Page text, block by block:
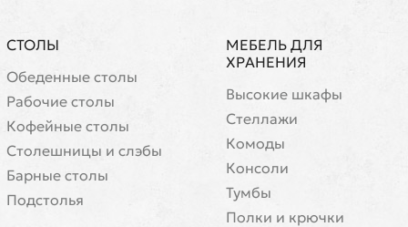
СТОЛЫ
Обеденные столы
Рабочие столы
Кофейные столы
Cтолешницы и слэбы
Барные столы
Подстолья
МЕБЕЛЬ ДЛЯ
ХРАНЕНИЯ
Высокие шкафы
Стеллажи
Комоды
Консоли
Тумбы
Полки и крючки